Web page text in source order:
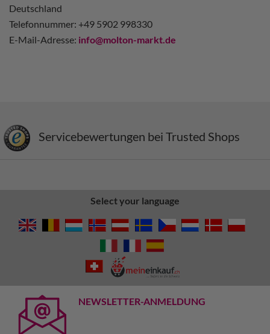
Deutschland
Telefonnummer: +49 5902 998330
E-Mail-Adresse: info@molton-markt.de
Servicebewertungen bei Trusted Shops
Select your language
NEWSLETTER-ANMELDUNG